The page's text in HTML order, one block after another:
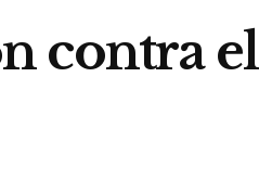
contra el